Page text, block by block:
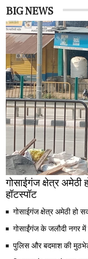
BIG NEWS
गोसाईगंज क्षेत्र अमेठी
हॉटस्पॉट
गोसाईगंज क्षेत्र अमेठी हो
गोसाईंगंज के जलौदी नगर
पुलिस और बदमाश की